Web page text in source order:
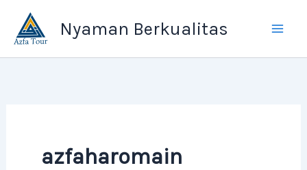
content
Nyaman Berkualitas
azfaharomain